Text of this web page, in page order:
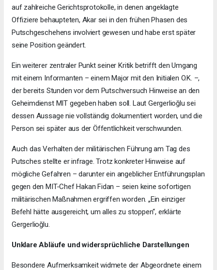
auf zahlreiche Gerichtsprotokolle, in denen angeklagte
Offiziere behaupteten, Akar sei in den frühen Phasen des
Putschgeschehens involviert gewesen und habe erst später
seine Position geändert.
Ein weiterer zentraler Punkt seiner Kritik betrifft den Umgang
mit einem Informanten – einem Major mit den Initialen O.K. –,
der bereits Stunden vor dem Putschversuch Hinweise an den
Geheimdienst MIT gegeben haben soll. Laut Gergerlioğlu sei
dessen Aussage nie vollständig dokumentiert worden, und die
Person sei später aus der Öffentlichkeit verschwunden.
Auch das Verhalten der militärischen Führung am Tag des
Putsches stellte er infrage. Trotz konkreter Hinweise auf
mögliche Gefahren – darunter ein angeblicher Entführungsplan
gegen den MIT-Chef Hakan Fidan – seien keine sofortigen
militärischen Maßnahmen ergriffen worden. „Ein einziger
Befehl hätte ausgereicht, um alles zu stoppen“, erklärte
Gergerlioğlu.
Unklare Abläufe und widersprüchliche Darstellungen
Besondere Aufmerksamkeit widmete der Abgeordnete einem